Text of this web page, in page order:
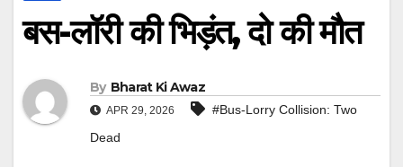
बस-लॉरी की भिड़ंत, दो की मौत
By Bharat Ki Awaz
APR 29, 2026
#Bus-Lorry Collision: Two
Dead